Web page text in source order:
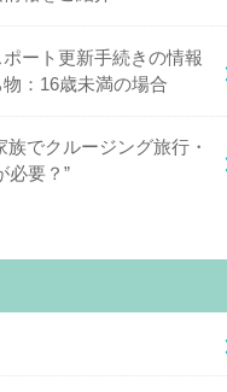
ート更新手続きの情報
：16歳未満の場合
でクルージング旅行・
必要？”